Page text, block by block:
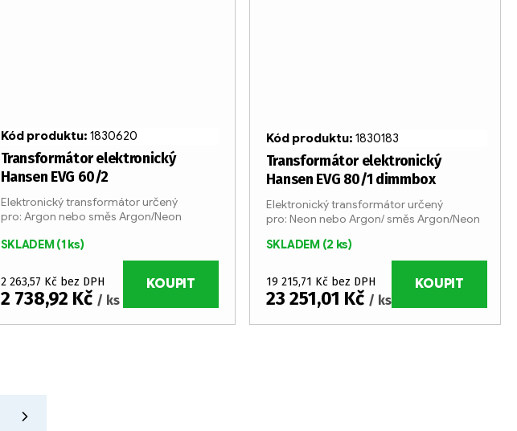
Transformátor elektronický
Hansen EVG 60/2
SKLADEM(1 ks)
2 263,57 Kč bez DPH
2 738,92 Kč / ks
KOUPIT
Elektronický transformátor určený
pro: Argon nebo směs Argon/Neon
Kód produktu: 1830620
Transformátor elektronický
Hansen EVG 80/1 dimmbox
SKLADEM (2 ks)
19 215,71 Kč bez DPH
23 251,01 Kč / ks
KOUPIT
Elektronický transformátor určený
pro: Neon nebo Argon/ směs Argon/Neon
Kód produktu: 1830183